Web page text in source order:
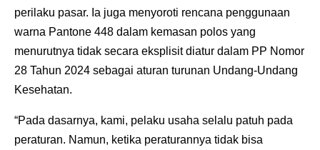
perilaku pasar. Ia juga menyoroti rencana penggunaan
warna Pantone 448 dalam kemasan polos yang
menurutnya tidak secara eksplisit diatur dalam PP Nomor
28 Tahun 2024 sebagai aturan turunan Undang-Undang
Kesehatan.
“Pada dasarnya, kami, pelaku usaha selalu patuh pada
peraturan. Namun, ketika peraturannya tidak bisa